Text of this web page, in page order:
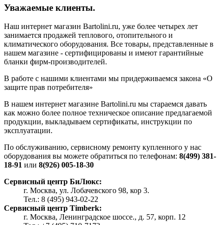
Уважаемые клиенты.
Наш интернет магазин Bartolini.ru, уже более четырех лет
занимается продажей теплового, отопительного и
климатического оборудования. Все товары, представленные в
нашем магазине - сертифицированы и имеют гарантийные
бланки фирм-производителей.
В работе с нашими клиентами мы придерживаемся закона «О
защите прав потребителя»
В нашем интернет магазине Bartolini.ru мы стараемся давать
как можно более полное техническое описание предлагаемой
продукции, выкладываем сертификаты, инструкции по
эксплуатации.
По обслуживанию, сервисному ремонту купленного у нас
оборудования вы можете обратиться по телефонам: 8(499) 381-
18-91 или 8(926) 005-18-30
Сервисный центр БиЛюкс:
г. Москва, ул. Лобачевского 98, кор 3.
Тел.: 8 (495) 943-02-22
Сервисный центр Timberk:
г. Москва, Ленинградское шоссе., д. 57, корп. 12